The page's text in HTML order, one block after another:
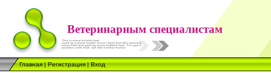
Ветеринарным специалистам
Главная|Регистрация|Вход